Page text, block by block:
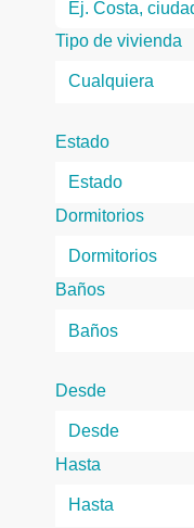
Tipo de vivienda
Estado
Dormitorios
Baños
Desde
Hasta